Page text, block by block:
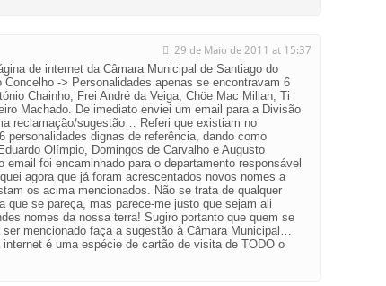
29 de Maio de 2011 at 15:37
de internet da Câmara Municipal de Santiago do
-> Personalidades apenas se encontravam 6
Chainho, Frei André da Veiga, Chöe Mac Millan, Ti
Machado. De imediato enviei um email para a Divisão
reclamação/sugestão… Referi que existiam no
personalidades dignas de referência, dando como
Olímpio, Domingos de Carvalho e Augusto
email foi encaminhado para o departamento responsável
agora que já foram acrescentados novos nomes a
os acima mencionados. Não se trata de qualquer
que se pareça, mas parece-me justo que sejam ali
nomes da nossa terra! Sugiro portanto que quem se
ser mencionado faça a sugestão à Câmara Municipal…
é uma espécie de cartão de visita de TODO o